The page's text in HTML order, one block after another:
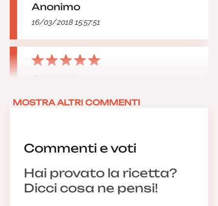
Commenti e voti
Hai provato la ricetta?
Dicci cosa ne pensi!
Anonimo
16/03/2018 15:57:51
MOSTRA ALTRI COMMENTI